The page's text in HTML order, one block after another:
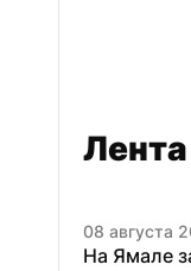
08 августа
На Ямале